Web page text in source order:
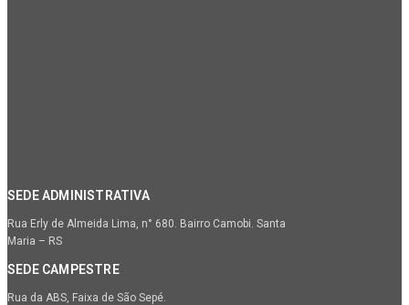
SEDE ADMINISTRATIVA
Rua Erly de Almeida Lima, n° 680. Bairro Camobi. Santa
Maria – RS
SEDE CAMPESTRE
Rua da ABS, Faixa de São Sepé.